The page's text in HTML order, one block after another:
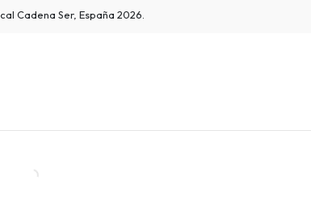
Cadena Ser, España 2026.